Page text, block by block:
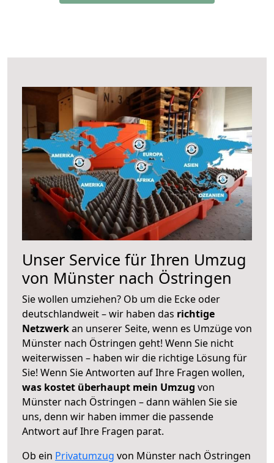
Unser Service für Ihren Umzug
von Münster nach Östringen
Sie wollen umziehen? Ob um die Ecke oder
deutschlandweit – wir haben das richtige
Netzwerkan unserer Seite, wenn es Umzüge von
Münster nach Östringen geht! Wenn Sie nicht
weiterwissen – haben wir die richtige Lösung für
Sie! Wenn Sie Antworten auf Ihre Fragen wollen,
was kostet überhaupt mein Umzug von
Münster nach Östringen – dann wählen Sie sie
uns, denn wir haben immer die passende
Antwort auf Ihre Fragen parat.
Ob ein Privatumzug von Münster nach Östringen